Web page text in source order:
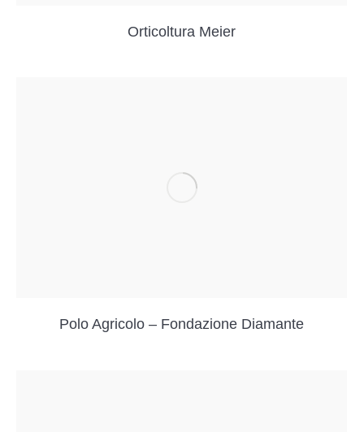
Orticoltura Meier
Polo Agricolo – Fondazione Diamante